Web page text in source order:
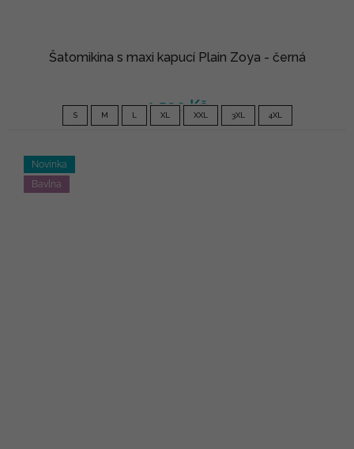
Šatomikina s maxi kapucí Plain Zoya - černá
1 590 Kč
S M L XL XXL 3XL 4XL
Novinka
Bavlna